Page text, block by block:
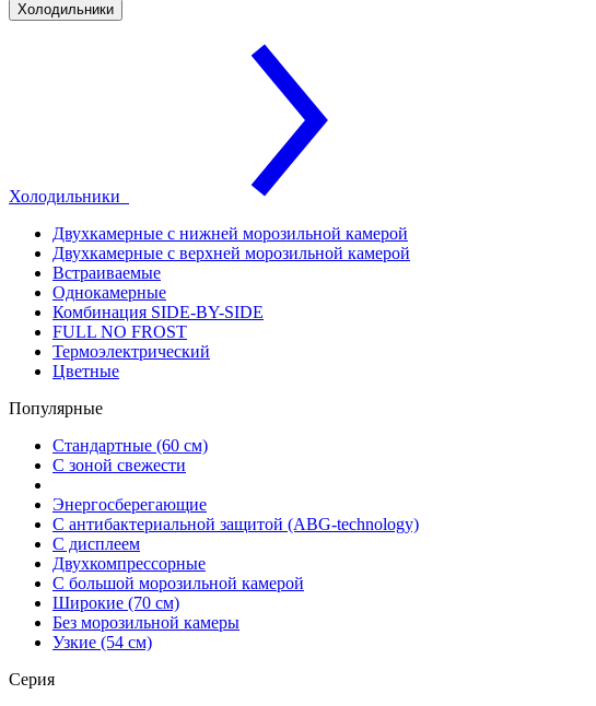
Холодильники
Холодильники
Двухкамерные с нижней морозильной камерой
Двухкамерные с верхней морозильной камерой
Встраиваемые
Однокамерные
Комбинация SIDE-BY-SIDE
FULL NO FROST
Термоэлектрический
Цветные
Популярные
Стандартные (60 см)
С зоной свежести
Энергосберегающие
С антибактериальной защитой (ABG-technology)
С дисплеем
Двухкомпрессорные
С большой морозильной камерой
Широкие (70 см)
Без морозильной камеры
Узкие (54 см)
Серия